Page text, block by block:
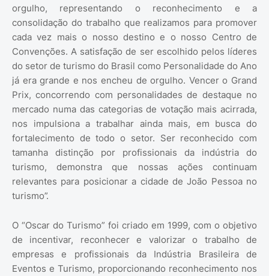
orgulho, representando o reconhecimento e a
consolidação do trabalho que realizamos para promover
cada vez mais o nosso destino e o nosso Centro de
Convenções. A satisfação de ser escolhido pelos líderes
do setor de turismo do Brasil como Personalidade do Ano
já era grande e nos encheu de orgulho. Vencer o Grand
Prix, concorrendo com personalidades de destaque no
mercado numa das categorias de votação mais acirrada,
nos impulsiona a trabalhar ainda mais, em busca do
fortalecimento de todo o setor. Ser reconhecido com
tamanha distinção por profissionais da indústria do
turismo, demonstra que nossas ações continuam
relevantes para posicionar a cidade de João Pessoa no
turismo”.
O “Oscar do Turismo” foi criado em 1999, com o objetivo
de incentivar, reconhecer e valorizar o trabalho de
empresas e profissionais da Indústria Brasileira de
Eventos e Turismo, proporcionando reconhecimento nos